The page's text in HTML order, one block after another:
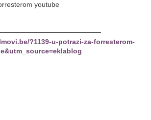
youtube
?1139-u-potrazi-za-forresterom-